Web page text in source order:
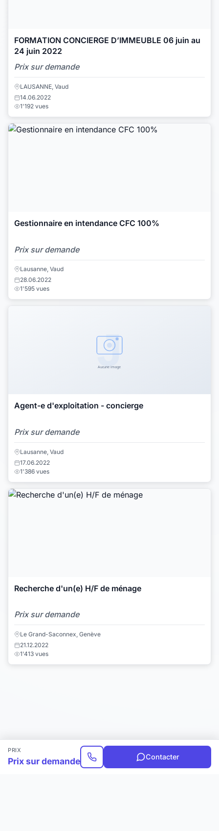
FORMATION CONCIERGE D’IMMEUBLE 06 juin au
24 juin 2022
Prix sur demande
LAUSANNE, Vaud
14.06.2022
1'192 vues
Gestionnaire en intendance CFC 100%
Prix sur demande
Lausanne, Vaud
28.06.2022
1'595 vues
Agent-e d'exploitation - concierge
Prix sur demande
Lausanne, Vaud
17.06.2022
1'386 vues
Recherche d'un(e) H/F de ménage
Prix sur demande
Le Grand-Saconnex, Genève
21.12.2022
1'413 vues
PRIX
Prix sur demande Contacter